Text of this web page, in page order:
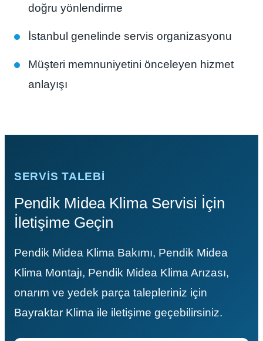
doğru yönlendirme
İstanbul genelinde servis organizasyonu
Müşteri memnuniyetini önceleyen hizmet
anlayışı
SERVIS TALEBI
Pendik Midea Klima Servisi İçin
İletişime Geçin
Pendik Midea Klima Bakımı, Pendik Midea
Klima Montajı, Pendik Midea Klima Arızası,
onarım ve yedek parça talepleriniz için
Bayraktar Klima ile iletişime geçebilirsiniz.